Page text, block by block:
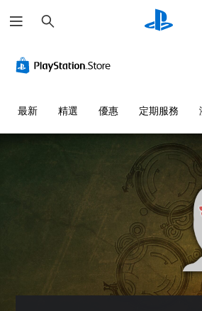
尋
最新 精選 優惠 定期服務